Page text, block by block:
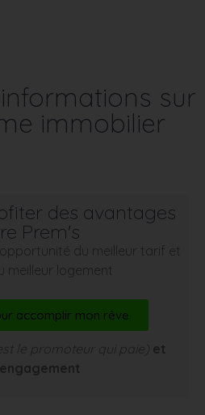
sur
immobilier
des avantages
Prem's
du meilleur tarif et
meilleur logement
accomplir mon rêve
le promoteur qui paie) et